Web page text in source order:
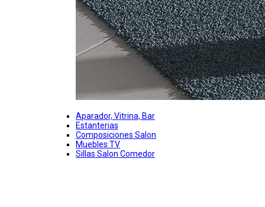
Aparador, Vitrina, Bar
Estanterias
Composiciones Salon
Muebles TV
Sillas Salon Comedor